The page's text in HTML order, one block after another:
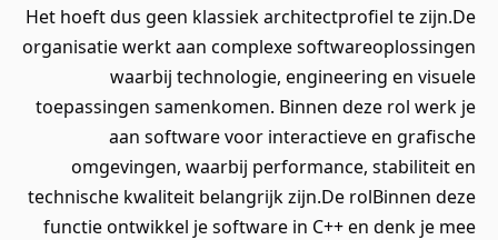
Het hoeft dus geen klassiek architectprofiel te zijn.De
organisatie werkt aan complexe softwareoplossingen
waarbij technologie, engineering en visuele
toepassingen samenkomen. Binnen deze rol werk je
aan software voor interactieve en grafische
omgevingen, waarbij performance, stabiliteit en
technische kwaliteit belangrijk zijn.De rolBinnen deze
functie ontwikkel je software in C++ en denk je mee